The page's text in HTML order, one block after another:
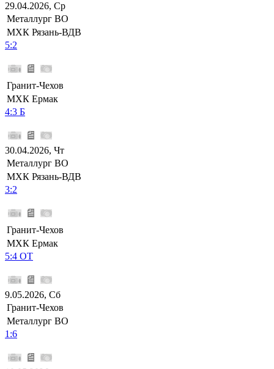
29.04.2026, Ср
Металлург ВО
МХК Рязань-ВДВ
5:2
Гранит-Чехов
МХК Ермак
4:3 Б
30.04.2026, Чт
Металлург ВО
МХК Рязань-ВДВ
3:2
Гранит-Чехов
МХК Ермак
5:4 ОТ
9.05.2026, Сб
Гранит-Чехов
Металлург ВО
1:6